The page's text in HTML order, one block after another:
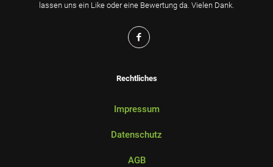
lassen uns ein Like oder eine Bewertung da. Vielen Dank.
Rechtliches
Impressum
Datenschutz
AGB